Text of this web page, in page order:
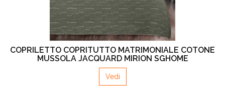
COPRILETTO COPRITUTTO MATRIMONIALE COTONE
MUSSOLA JACQUARD MIRION SGHOME
Vedi